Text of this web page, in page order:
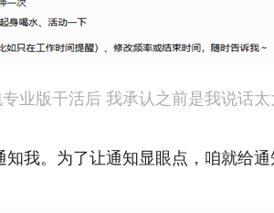
业版干活后 我承认之前是我说话太
我。为了让通知显眼点，咱就给通